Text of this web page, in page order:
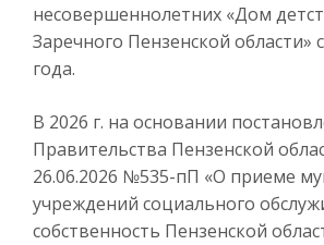
несовершеннолетних «Дом
Заречного Пензенской области»
года.
В 2026 г. на основании
Правительства Пензенской
26.06.2026 №535-пП «О приеме
учреждений социального
собственность Пензенской